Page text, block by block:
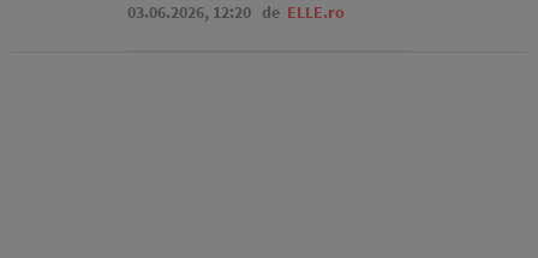
03.06.2026, 12:20 de ELLE.ro